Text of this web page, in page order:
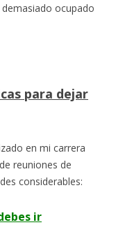
ocupado
para dejar
en mi carrera
reuniones de
considerables:
ir